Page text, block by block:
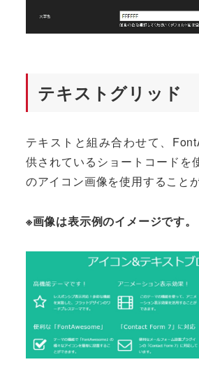
テキストグリッド
テキストと組み合わせて、
供されているショートコードを
のアイコン画像を使用すること
※画像は表示例のイメージです。